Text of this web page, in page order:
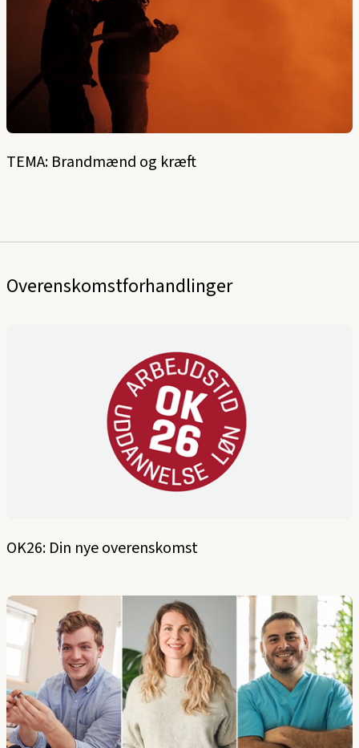
TEMA: Brandmænd og kræft
Overenskomstforhandlinger
OK26: Din nye overenskomst